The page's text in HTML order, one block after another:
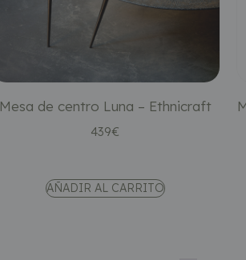
Mesa de centro Luna – Ethnicraft
439€
AÑADIR AL CARRITO